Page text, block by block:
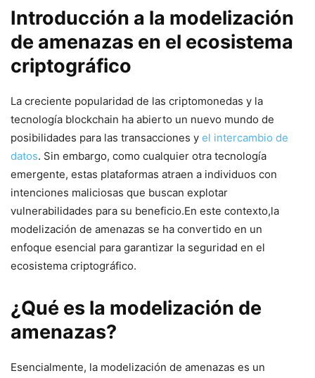
Introducción a la‌ modelización
de amenazas en el ecosistema
criptográfico
La creciente popularidad de las criptomonedas y la
tecnología ‍blockchain ha abierto un nuevo mundo‍ de
posibilidades para⁣ las transacciones⁤ y ​ el intercambio de
datos. Sin embargo, como ⁤cualquier otra ​tecnología
emergente, estas plataformas atraen a individuos con⁤
intenciones ‌maliciosas que​ buscan explotar
vulnerabilidades ‌para su‍ beneficio.En este contexto,la
modelización de amenazas se ha ​convertido en‍ un
enfoque esencial para garantizar⁣ la seguridad en el
ecosistema criptográfico.
¿Qué es la modelización de
amenazas?
Esencialmente, la⁢ modelización‌ de amenazas es un